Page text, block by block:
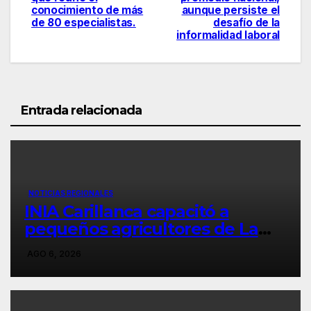
aunque persiste el
desafío de la
informalidad laboral
conocimiento de más
de 80 especialistas.
Entrada relacionada
NOTICIAS REGIONALES
INIA Carillanca capacitó a
pequeños agricultores de La
Araucanía en manejo
enfermedades y malezas.